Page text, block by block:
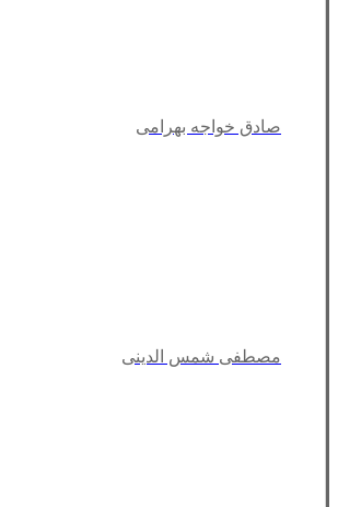
صادق خواجه بهرامی
مصطفی شمس الدینی